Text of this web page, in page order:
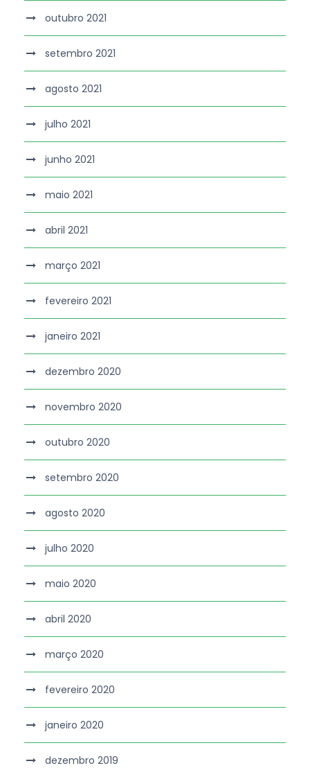
outubro 2021
setembro 2021
agosto 2021
julho 2021
junho 2021
maio 2021
abril 2021
março 2021
fevereiro 2021
janeiro 2021
dezembro 2020
novembro 2020
outubro 2020
setembro 2020
agosto 2020
julho 2020
maio 2020
abril 2020
março 2020
fevereiro 2020
janeiro 2020
dezembro 2019